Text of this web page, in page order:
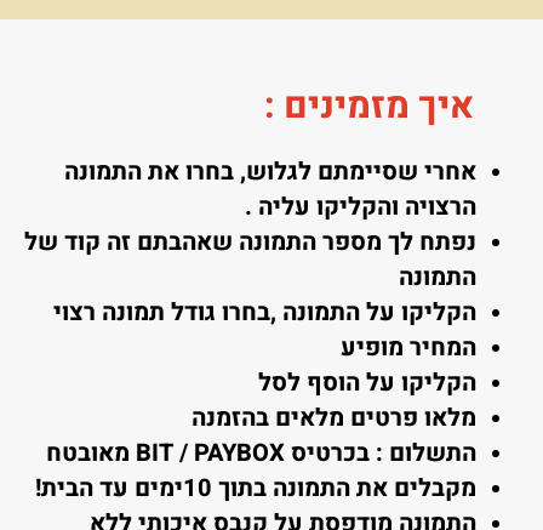
איך מזמינים :
אחרי שסיימתם לגלוש, בחרו את התמונה
הרצויה והקליקו עליה .
נפתח לך מספר התמונה שאהבתם זה קוד של
התמונה
הקליקו על התמונה ,בחרו גודל תמונה רצוי
המחיר מופיע
הקליקו על הוסף לסל
מלאו פרטים מלאים בהזמנה
התשלום : בכרטיס BIT / PAYBOX מאובטח
מקבלים את התמונה בתוך 10ימים עד הבית!
התמונה מודפסת על קנבס איכותי ללא